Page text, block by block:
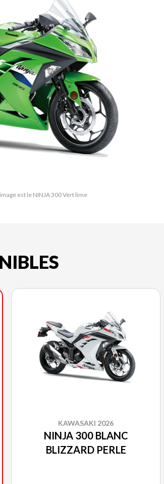
est le NINJA 300 Vert lime
KAWASAKI 2026
NINJA 300 BLANC
BLIZZARD PERLE